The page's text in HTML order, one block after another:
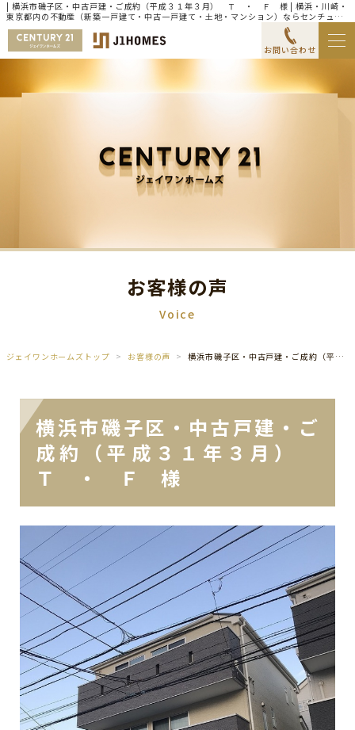
| 横浜市磯子区・中古戸建・ご成約（平成３１年３月） Ｔ ・ Ｆ 様 | 横浜・川崎・
東京都内の不動産（新築一戸建て・中古一戸建て・土地・マンション）ならセンチュリ
ー21ジェイワンホームズ
お問い合わせ
お客様の声
Voice
ジェイワンホームズトップ お客様の声 横浜市磯子区・中古戸建・ご成約（平成３１年３月） Ｔ ・ Ｆ 様
横浜市磯子区・中古戸建・ご
成約（平成３１年３月）
Ｔ ・ Ｆ 様